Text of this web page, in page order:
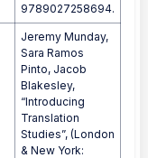
9789027258694.
Jeremy Munday,
Sara Ramos
Pinto, Jacob
Blakesley,
“Introducing
Translation
Studies”, (London
& New York: